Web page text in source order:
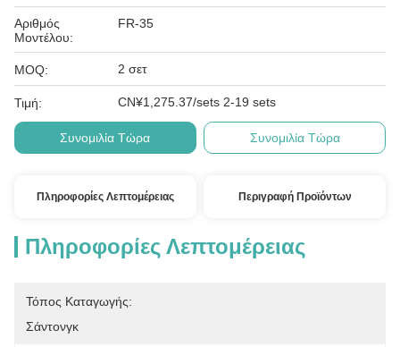
Αριθμός
Μοντέλου:
FR-35
MOQ: 2 σετ
Τιμή: CN¥1,275.37/sets 2-19 sets
Συνομιλία Τώρα Συνομιλία Τώρα
Πληροφορίες Λεπτομέρειας Περιγραφή Προϊόντων
Πληροφορίες Λεπτομέρειας
Τόπος Καταγωγής:
Σάντονγκ